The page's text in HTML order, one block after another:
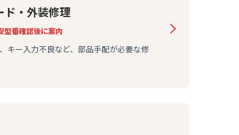
ド・外装修理
キー入力不良など、部品手配が必要な修
型番確認後に案内